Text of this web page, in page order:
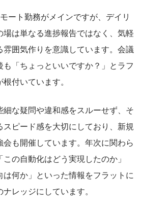
ート勤務がメインですが、デイリ
は単なる進捗報告ではなく、気軽
雰囲気作りを意識しています。会議
「ちょっといいですか？」とラフ
付いています。
細な疑問や違和感をスルーせず、そ
ピード感を大切にしており、新規
も開催しています。年次に関わら
の自動化はどう実現したのか」
は何か」といった情報をフラットに
レッジにしています。